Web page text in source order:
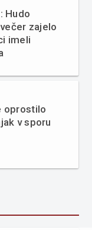
Hudo
zajelo
imeli
oprostilo
v sporu